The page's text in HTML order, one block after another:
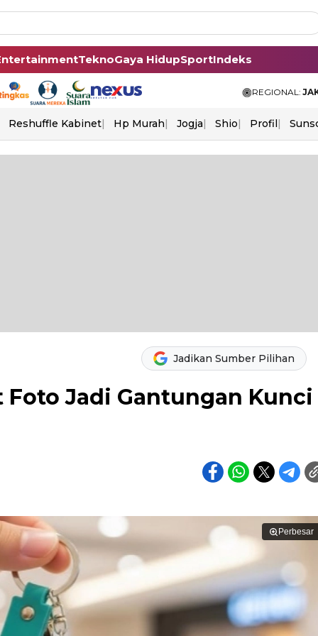
TeknoGaya HidupSportIndeks
REGIONAL:
Reshuffle Kabinet Hp Murah Jogja Shio Profil
Jadikan Sumber Pilihan
Foto Jadi Gantungan Kunci
Perbesar